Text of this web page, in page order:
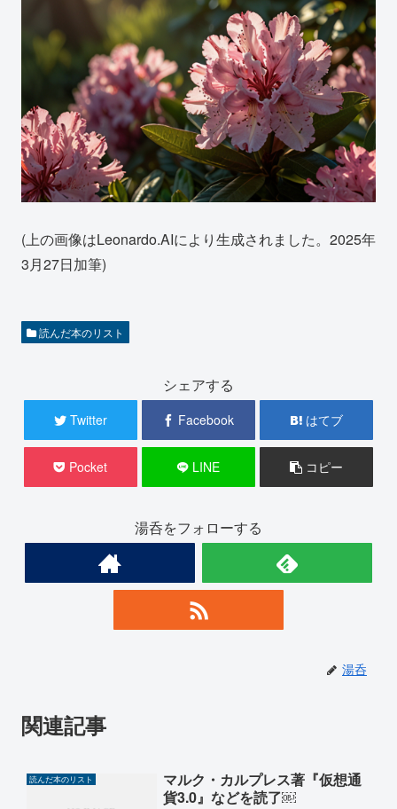
(上の画像はLeonardo.AIにより生成されました。2025年
3月27日加筆)
読んだ本のリスト
シェアする
Twitter Facebook はてブ
Pocket LINE コピー
湯呑をフォローする
湯呑
関連記事
読んだ本のリスト
マルク・カルプレス著『仮想通
貨3.0』などを読了￼